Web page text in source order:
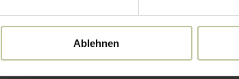
Ablehnen
Kategorien
Platzangebot